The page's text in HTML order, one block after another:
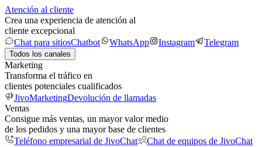
Atención al cliente
Crea una experiencia de atención al
cliente excepcional
Chat para sitiosChatbot WhatsApp Instagram Telegram
Todos los canales
Marketing
Transforma el tráfico en
clientes potenciales cualificados
JivoMarketingDevolución de llamadas
Ventas
Consigue más ventas, un mayor valor medio
de los pedidos y una mayor base de clientes
Teléfono empresarial de JivoChat
Chat de equipos de JivoChat